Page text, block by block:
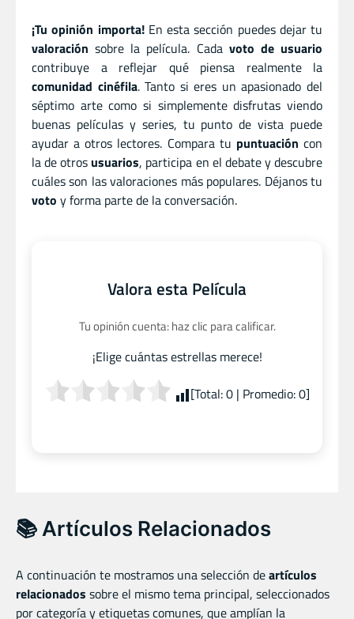
¡Tu opinión importa!En esta sección puedes dejar tu
valoración sobre la película. Cada voto de usuario
contribuye a reflejar qué piensa realmente la
comunidad cinéfila. Tanto si eres un apasionado del
séptimo arte como si simplemente disfrutas viendo
buenas películas y series, tu punto de vista puede
ayudar a otros lectores. Compara tu puntuación con
la de otros usuarios, participa en el debate y descubre
cuáles son las valoraciones más populares. Déjanos tu
voto y forma parte de la conversación.
Valora esta Película
Tu opinión cuenta: haz clic para calificar.
¡Elige cuántas estrellas merece!
[Total:0| Promedio:0]
📚 Artículos Relacionados
A continuación te mostramos una selección deartículos
relacionados sobre el mismo tema principal, seleccionados
por categoría y etiquetas comunes, que amplían la